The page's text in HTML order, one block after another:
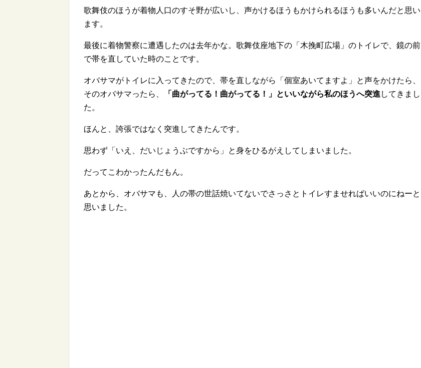
歌舞伎のほうが着物人口のすそ野が広いし、声かけるほうもかけられるほうも多いんだと思い
ます。
最後に着物警察に遭遇したのは去年かな。歌舞伎座地下の「木挽町広場」のトイレで、鏡の前
で帯を直していた時のことです。
オバサマがトイレに入ってきたので、帯を直しながら「個室あいてますよ」と声をかけたら、
そのオバサマったら、
「曲がってる！曲がってる！」といいながら私のほうへ突進 してきまし
た。
ほんと、誇張ではなく突進してきたんです。
思わず「いえ、だいじょうぶですから」と身をひるがえしてしまいました。
だってこわかったんだもん。
あとから、オバサマも、人の帯の世話焼いてないでさっさとトイレすませればいいのにねーと
思いました。